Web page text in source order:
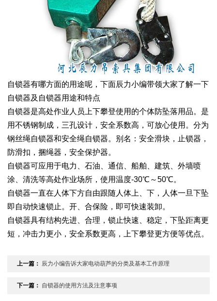
自锁器有哪方面的用途呢，下面辰力小编带领大家了解一下
自锁器及自锁器用途和特点
自锁器是高处作业人员上下攀登使用的个体防坠落用品。是
用不锈钢制成，三孔设计，安全系数高，可放心使用。分为
钢丝绳自锁器和安全绳自锁器。别名：安全滑块，止锁器，
防滑扣，捆绳器，安全保护器。
自锁器可应用于电力、石油、通信、船舶、建筑、外墙喷
涂、清洗等高处作业场所，使用温度-30℃～50℃。
自锁器一直在人体下方自由跟随人体上、下，人体一旦下坠
即自动快速锁止。开、合保险，即可快速装卸。
自锁器具有结构先进、合理，锁止快速、稳定，下坠距离更
短，冲击力更小，安全系数更高，上下攀登更方便等优点。
上一篇： 辰力小编告诉大家电动葫芦的分类及基本工作原理
下一篇： 自锁器的使用方法及注意事项